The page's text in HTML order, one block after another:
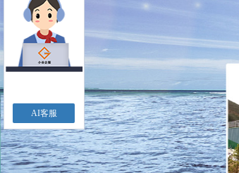
AI客服